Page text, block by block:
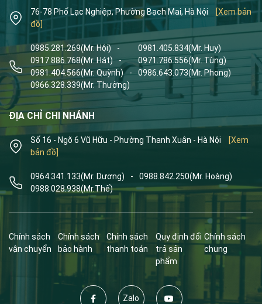
76-78 Phố Lạc Nghiệp, Phường Bạch Mai, Hà Nội
[Xem bản
đồ]
0985.281.269(Mr. Hội) - 0981.405.834(Mr. Huy)
0917.886.768(Mr. Hát) - 0971.786.556(Mr. Tùng)
0981.404.566(Mr. Quỳnh) - 0986.643.073(Mr. Phong)
0966.328.339(Mr. Thưởng)
ĐỊA CHỈ CHI NHÁNH
Số 16 - Ngõ 6 Vũ Hữu - Phường Thanh Xuân - Hà Nội
[Xem
bản đồ]
0964.341.133(Mr. Dương) - 0988.842.250(Mr. Hoàng)
0988.028.938(Mr.Thế)
Chính sách
vận chuyển
Chính sách
bảo hành
Chính sách
thanh toán
Quy định đổi
trả sản
phẩm
Chính sách
chung
Zalo